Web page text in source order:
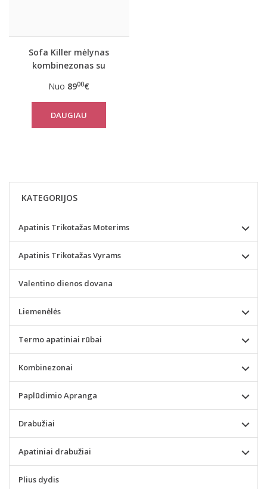
Sofa Killer mėlynas
kombinezonas su
aplikacija
Nuo 8900€
DAUGIAU
KATEGORIJOS
Apatinis Trikotažas Moterims
Apatinis Trikotažas Vyrams
Valentino dienos dovana
Liemenėlės
Termo apatiniai rūbai
Kombinezonai
Paplūdimio Apranga
Drabužiai
Apatiniai drabužiai
Plius dydis